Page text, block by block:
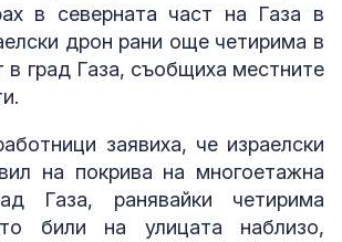
в северната част на Газа в
дрон рани още четирима в
в град Газа, съобщиха местните
заявиха, че израелски
на покрива на многоетажна
Газа, ранявайки четирима
били на улицата наблизо,